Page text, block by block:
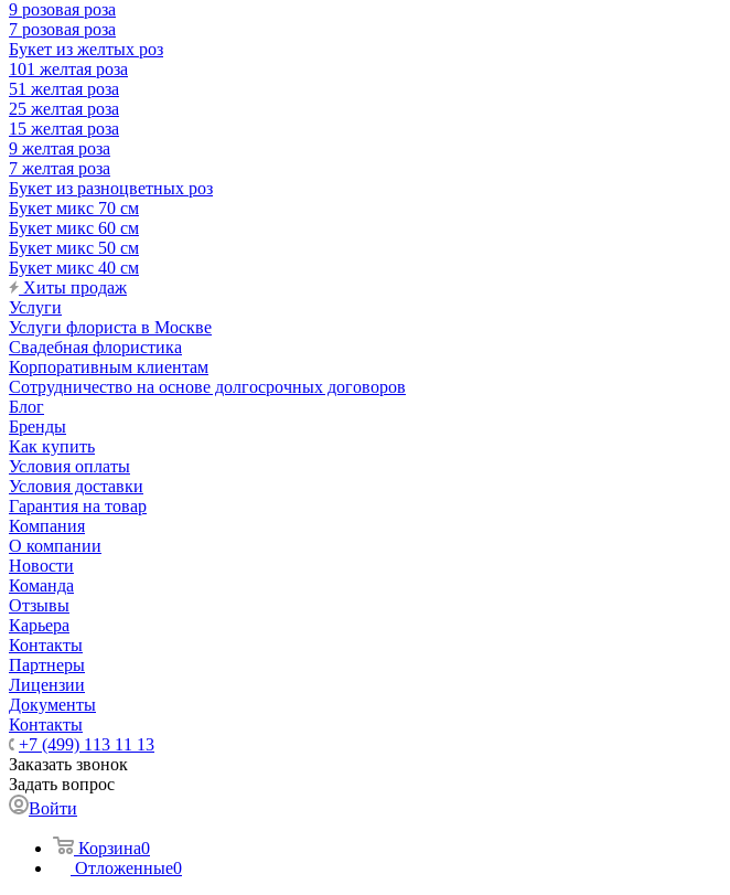
9 розовая роза
7 розовая роза
Букет из желтых роз
101 желтая роза
51 желтая роза
25 желтая роза
15 желтая роза
9 желтая роза
7 желтая роза
Букет из разноцветных роз
Букет микс 70 см
Букет микс 60 см
Букет микс 50 см
Букет микс 40 см
Хиты продаж
Услуги
Услуги флориста в Москве
Свадебная флористика
Корпоративным клиентам
Сотрудничество на основе долгосрочных договоров
Блог
Бренды
Как купить
Условия оплаты
Условия доставки
Гарантия на товар
Компания
О компании
Новости
Команда
Отзывы
Карьера
Контакты
Партнеры
Лицензии
Документы
Контакты
+7 (499) 113 11 13
Заказать звонок
Задать вопрос
Войти
Корзина0
Отложенные0